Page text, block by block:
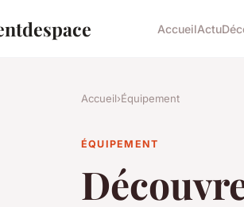
AccueilActu
Accueil›Équipement
ÉQUIPEMENT